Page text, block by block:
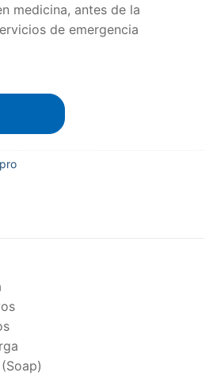
medicina, antes de la
de emergencia